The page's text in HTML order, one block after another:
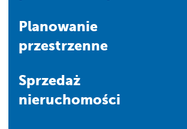
Planowanie
przestrzenne
Sprzedaż
nieruchomości